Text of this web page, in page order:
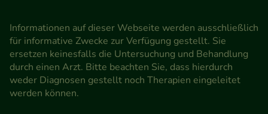
Informationen auf dieser Webseite werden ausschließlich
für informative Zwecke zur Verfügung gestellt. Sie
ersetzen keinesfalls die Untersuchung und Behandlung
durch einen Arzt. Bitte beachten Sie, dass hierdurch
weder Diagnosen gestellt noch Therapien eingeleitet
werden können.